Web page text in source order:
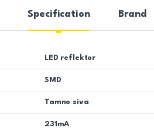
Specification Brand
LED reflektor
SMD
Tamno siva
231mA